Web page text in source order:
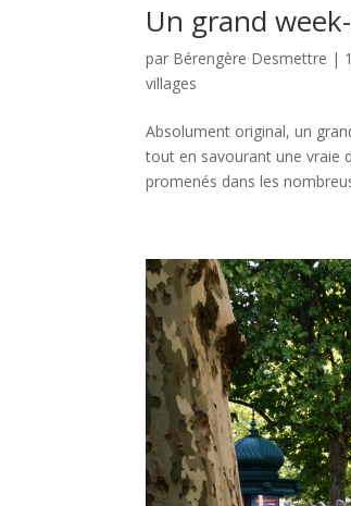
Un grand
par Bérengère Desmettre |
villages
Absolument original, un
tout en savourant une vraie
promenés dans les